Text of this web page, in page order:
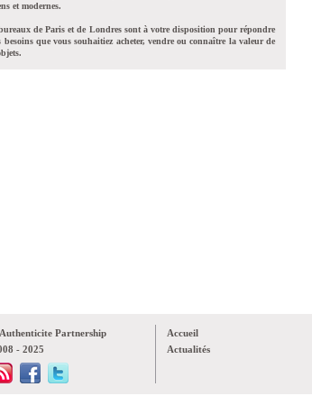
et modernes.
de Paris et de Londres sont à votre disposition pour répondre
besoins que vous souhaitiez acheter, vendre ou connaître la valeur de
Partnership
- 2025
Accueil
Actualités